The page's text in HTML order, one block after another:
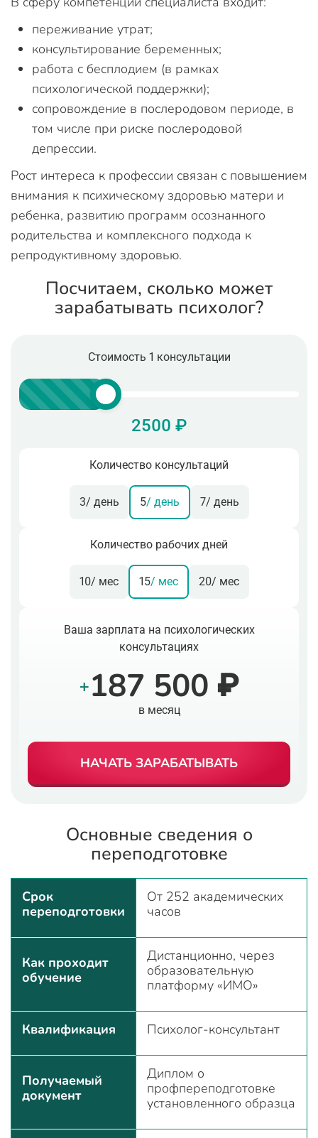
переживание утрат;
консультирование беременных;
работа с бесплодием (в рамках
психологической поддержки);
сопровождение в послеродовом периоде, в
том числе при риске послеродовой
депрессии.
Рост интереса к профессии связан с повышением
внимания к психическому здоровью матери и
ребенка, развитию программ осознанного
родительства и комплексного подхода к
репродуктивному здоровью.
Посчитаем, сколько может
зарабатывать психолог?
Стоимость 1 консультации
2500 ₽
Количество консультаций
3/ день 5/ день 7/ день
Количество рабочих дней
10/ мес 15/ мес 20/ мес
Ваша зарплата на психологических
консультациях
+187 500 ₽
в месяц
НАЧАТЬ ЗАРАБАТЫВАТЬ
Основные сведения о
переподготовке
Срок
переподготовки
От 252 академических
часов
Как проходит
обучение
Дистанционно, через
образовательную
платформу «ИМО»
Квалификация Психолог-консультант
Получаемый
документ
Диплом о
профпереподготовке
установленного образца